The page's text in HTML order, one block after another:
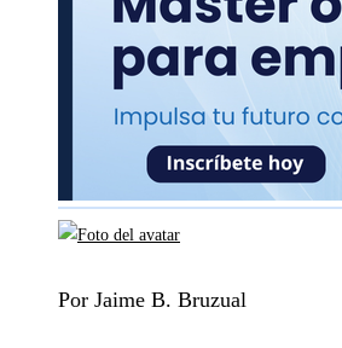
Por Jaime B. Bruzual